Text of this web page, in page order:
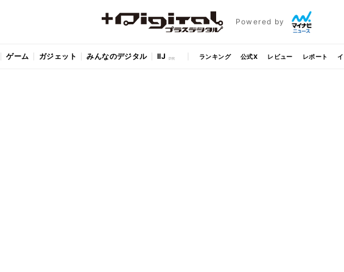
Powered by
ゲーム ガジェット みんなのデジタル IIJ ランキング 公式X レビュー レポート